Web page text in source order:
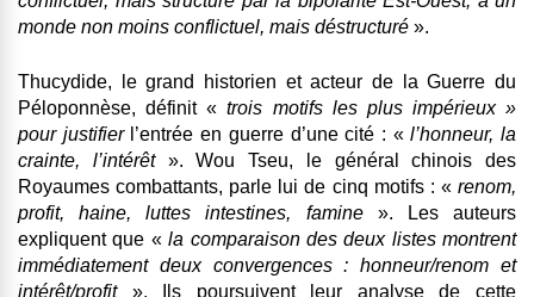
monde non moins conflictuel, mais déstructuré ».
Thucydide, le grand historien et acteur de la Guerre du
Péloponnèse, définit « trois motifs les plus impérieux »
pour justifier l’entrée en guerre d’une cité : «l’honneur, la
crainte, l’intérêt». Wou Tseu, le général chinois des
Royaumes combattants, parle lui de cinq motifs : « renom,
profit, haine, luttes intestines, famine». Les auteurs
expliquent que «la comparaison des deux listes montrent
immédiatement deux convergences : honneur/renom et
intérêt/profit ». Ils poursuivent leur analyse de cette